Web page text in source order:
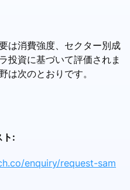
は消費強度、セクター別成
投資に基づいて評価されま
は次のとおりです。
ト:
enquiry/request-sam